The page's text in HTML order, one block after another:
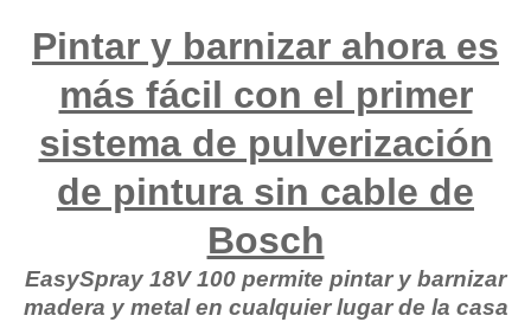
Pintar y barnizar ahora es
más fácil con el primer
sistema de pulverización
de pintura sin cable de
Bosch
EasySpray 18V 100 permite pintar y barnizar
madera y metal en cualquier lugar de la casa